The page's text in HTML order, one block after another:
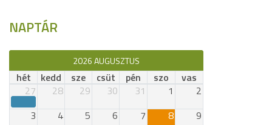
NAPTÁR
2026 AUGUSZTUS
hét kedd sze csüt pén szo
vas
27
28 29 30 31 1
2
3
4 5 6 7 8
9